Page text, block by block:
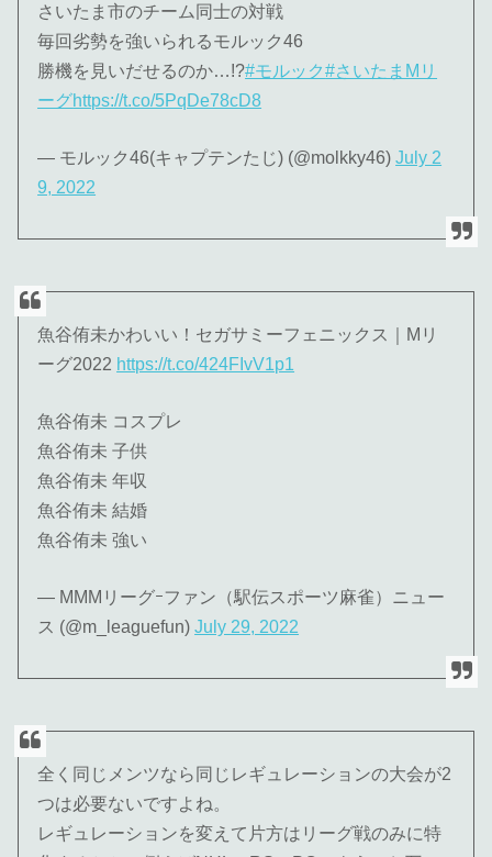
さいたま市のチーム同士の対戦
毎回劣勢を強いられるモルック46
勝機を見いだせるのか…!?#モルック#さいたまMリ
ーグhttps://t.co/5PqDe78cD8
— モルック46(キャプテンたじ) (@molkky46)July 2
9, 2022
魚谷侑未かわいい！セガサミーフェニックス｜Mリ
ーグ2022 https://t.co/424FIvV1p1
魚谷侑未 コスプレ
魚谷侑未 子供
魚谷侑未 年収
魚谷侑未 結婚
魚谷侑未 強い
— MMMリーグｰファン（駅伝スポーツ麻雀）ニュー
ス (@m_leaguefun)July 29, 2022
全く同じメンツなら同じレギュレーションの大会が2
つは必要ないですよね。
レギュレーションを変えて片方はリーグ戦のみに特